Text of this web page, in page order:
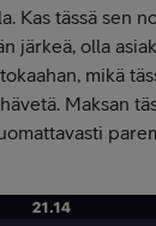
Kas tässä sen
järkeä, olla
mikä
Maksan